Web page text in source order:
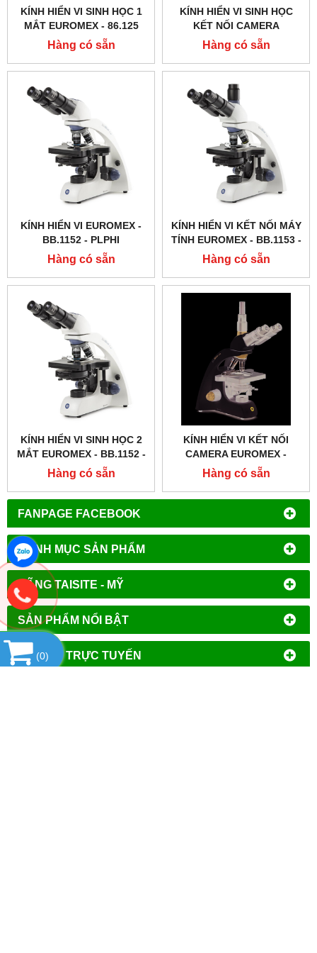
FANPAGE FACEBOOK
DANH MỤC SẢN PHẨM
HÃNG TAISITE - MỸ
SẢN PHẨM NỔI BẬT
HỔ TRỢ TRỰC TUYẾN
KÍNH HIỂN VI SINH HỌC 1
MẮT EUROMEX - 86.125
Hàng có sẵn
KÍNH HIỂN VI SINH HỌC
KẾT NỐI CAMERA
EUROMEX - BB.1153 ‑
PLPHI
Hàng có sẵn
KÍNH HIỂN VI EUROMEX -
BB.1152 ‑ PLPHI
Hàng có sẵn
KÍNH HIỂN VI KẾT NỐI MÁY
TÍNH EUROMEX - BB.1153 ‑
PLPH
Hàng có sẵn
KÍNH HIỂN VI SINH HỌC 2
MẮT EUROMEX - BB.1152 ‑
PLPH
Hàng có sẵn
KÍNH HIỂN VI KẾT NỐI
CAMERA EUROMEX -
BB.1153 ‑ PLI
Hàng có sẵn
(0)